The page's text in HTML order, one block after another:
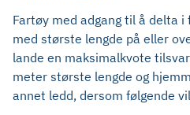
Fartøy med adgang til å delta i
med største lengde på eller
lande en maksimalkvote
meter største lengde og
annet ledd, dersom følgende